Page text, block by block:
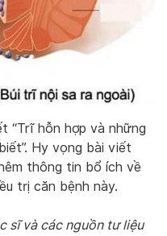
“Trĩ hỗn hợp và những
Hy vọng bài viết
thông tin bổ ích về
trị căn bệnh này.
sĩ và các nguồn tư liệu